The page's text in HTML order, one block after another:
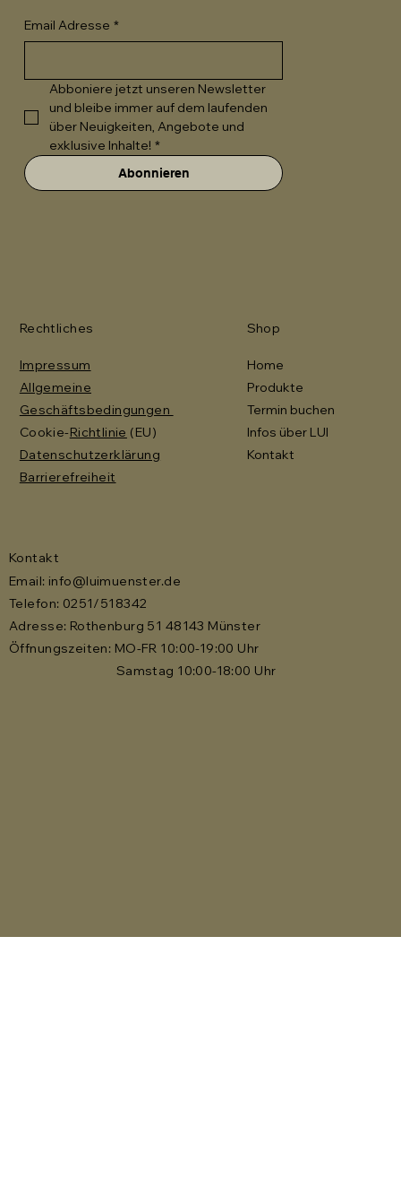
Email Adresse *
Abboniere jetzt unseren Newsletter
und bleibe immer auf dem laufenden
über Neuigkeiten, Angebote und
exklusive Inhalte! *
Abonnieren
Shop
Home
Produkte
Termin buchen
Infos über LUI
Kontakt
Rechtliches
Impressum
Allgemeine
Geschäftsbedingungen
Cookie-Richtlinie (EU)
Datenschutzerklärung
Barrierefreiheit
Kontakt
Email: info@luimuenster.de
Telefon: 0251/518342
Adresse: Rothenburg 51 48143 Münster
Öffnungszeiten: MO-FR 10:00-19:00 Uhr
Samstag 10:00-18:00 Uhr